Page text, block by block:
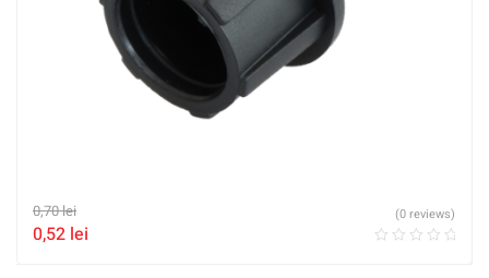
0,70lei
0,52 lei
(0 reviews)